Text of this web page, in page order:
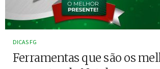
DICAS FG
Ferramentas que são os